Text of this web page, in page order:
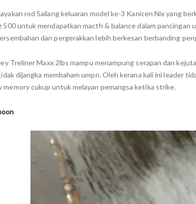
rod Sailang keluaran model ke-3 Kanicen Nix yang
500 untuk mendapatkan macth & balance dalam
dan pergerakkan lebih berkesan berbanding
Treliner Maxx 2lbs mampu menampung serapan dan
dijangka membaham umpn. Oleh kerana kali ini leader
memory cukup untuk melayan pemangsa ketika strike.